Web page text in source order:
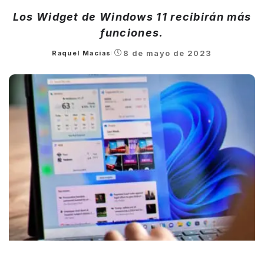
Los Widget de Windows 11 recibirán más
funciones.
Posted
Raquel Macias 8 de mayo de 2023